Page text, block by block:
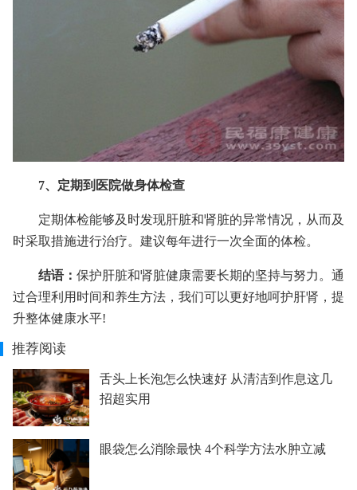
7、定期到医院做身体检查
定期体检能够及时发现肝脏和肾脏的异常情况，从而及
时采取措施进行治疗。建议每年进行一次全面的体检。
结语： 保护肝脏和肾脏健康需要长期的坚持与努力。通
过合理利用时间和养生方法，我们可以更好地呵护肝肾，提
升整体健康水平!
推荐阅读
舌头上长泡怎么快速好 从清洁到作息这几
招超实用
眼袋怎么消除最快 4个科学方法水肿立减